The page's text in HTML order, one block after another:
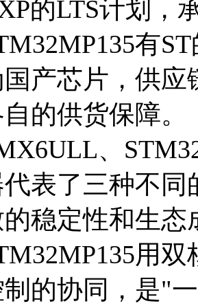
的LTS计划，
有
国产芯片，供
的供货保障。
、
表了三种不
稳定性和生
用
的协同，是"